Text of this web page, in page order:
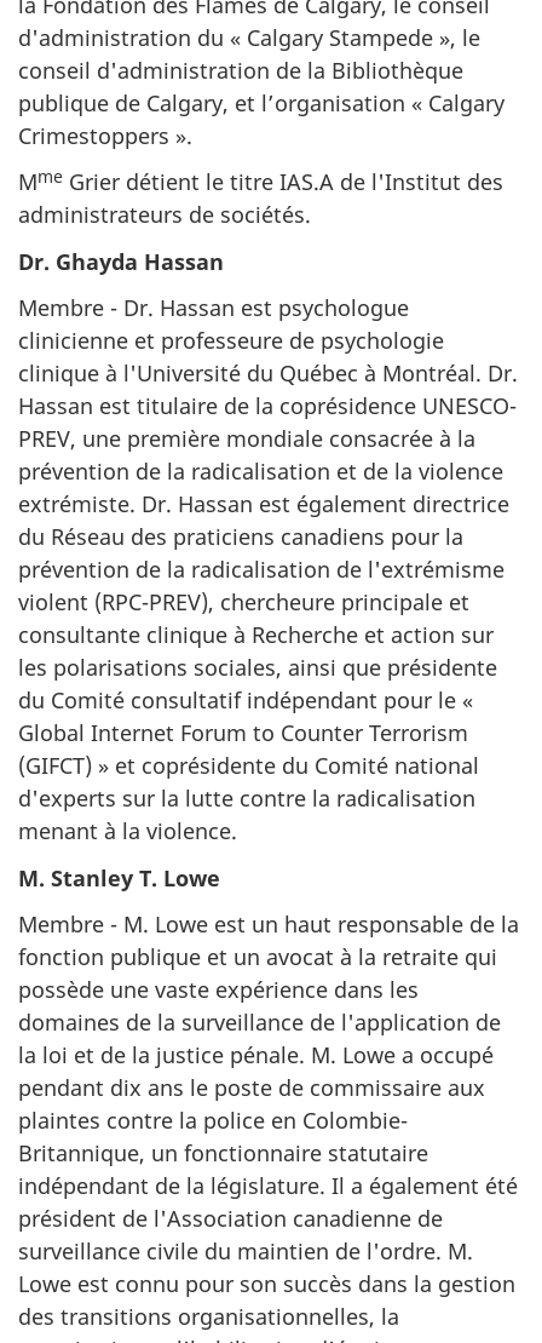
d'administration du « Calgary Stampede », le
conseil d'administration de la Bibliothèque
publique de Calgary, et l’organisation « Calgary
Crimestoppers ».
Mme Grier détient le titre IAS.A de l'Institut des
administrateurs de sociétés.
Dr. Ghayda Hassan
Membre - Dr. Hassan est psychologue
clinicienne et professeure de psychologie
clinique à l'Université du Québec à Montréal. Dr.
Hassan est titulaire de la coprésidence UNESCO-
PREV, une première mondiale consacrée à la
prévention de la radicalisation et de la violence
extrémiste. Dr. Hassan est également directrice
du Réseau des praticiens canadiens pour la
prévention de la radicalisation de l'extrémisme
violent (RPC-PREV), chercheure principale et
consultante clinique à Recherche et action sur
les polarisations sociales, ainsi que présidente
du Comité consultatif indépendant pour le «
Global Internet Forum to Counter Terrorism
(GIFCT) » et coprésidente du Comité national
d'experts sur la lutte contre la radicalisation
menant à la violence.
M. Stanley T. Lowe
Membre - M. Lowe est un haut responsable de la
fonction publique et un avocat à la retraite qui
possède une vaste expérience dans les
domaines de la surveillance de l'application de
la loi et de la justice pénale. M. Lowe a occupé
pendant dix ans le poste de commissaire aux
plaintes contre la police en Colombie-
Britannique, un fonctionnaire statutaire
indépendant de la législature. Il a également été
président de l'Association canadienne de
surveillance civile du maintien de l'ordre. M.
Lowe est connu pour son succès dans la gestion
des transitions organisationnelles, la